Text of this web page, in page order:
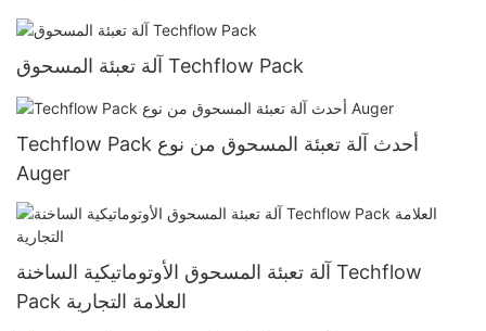
آلة تعبئة المسحوق Techflow Pack
Techflow Pack أحدث آلة تعبئة المسحوق من نوع
Auger
آلة تعبئة المسحوق الأوتوماتيكية الساخنة Techflow
Pack العلامة التجارية